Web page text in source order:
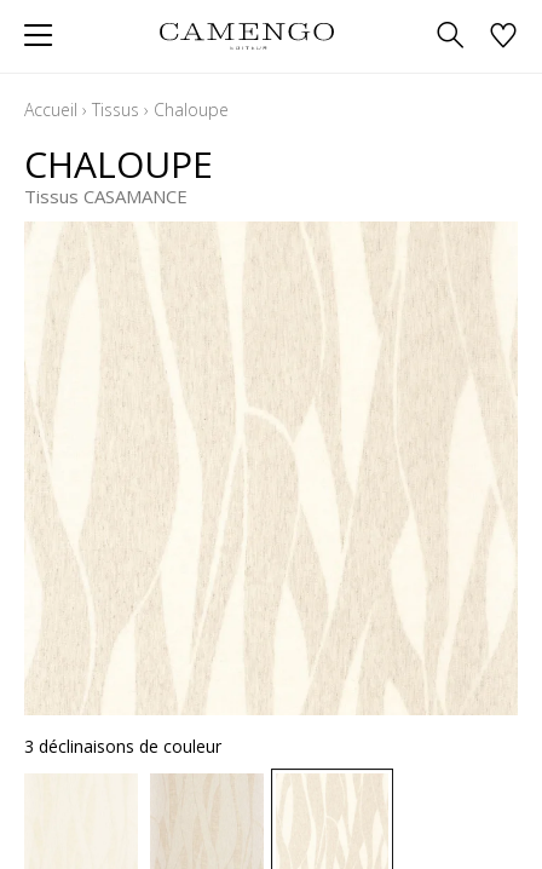
Accueil › Tissus › Chaloupe
CHALOUPE
Tissus CASAMANCE
3 déclinaisons de couleur